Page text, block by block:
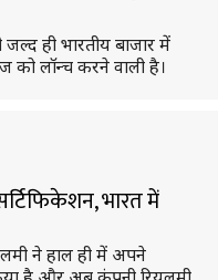
जल्द ही भारतीय बाजार में
को लॉन्च करने वाली है।
भारत में
ने हाल ही में अपने